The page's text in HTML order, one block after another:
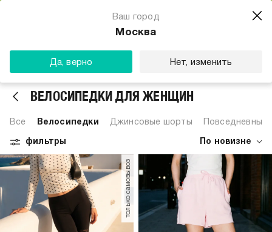
Ваш город
Москва
Да, верно Нет, изменить
ВЕЛОСИПЕДКИ ДЛЯ ЖЕНЩИН
Все Велосипедки Джинсовые шорты Повседневные
По новизне
фильтры
только самовывоз
Магазин одежды для тебя